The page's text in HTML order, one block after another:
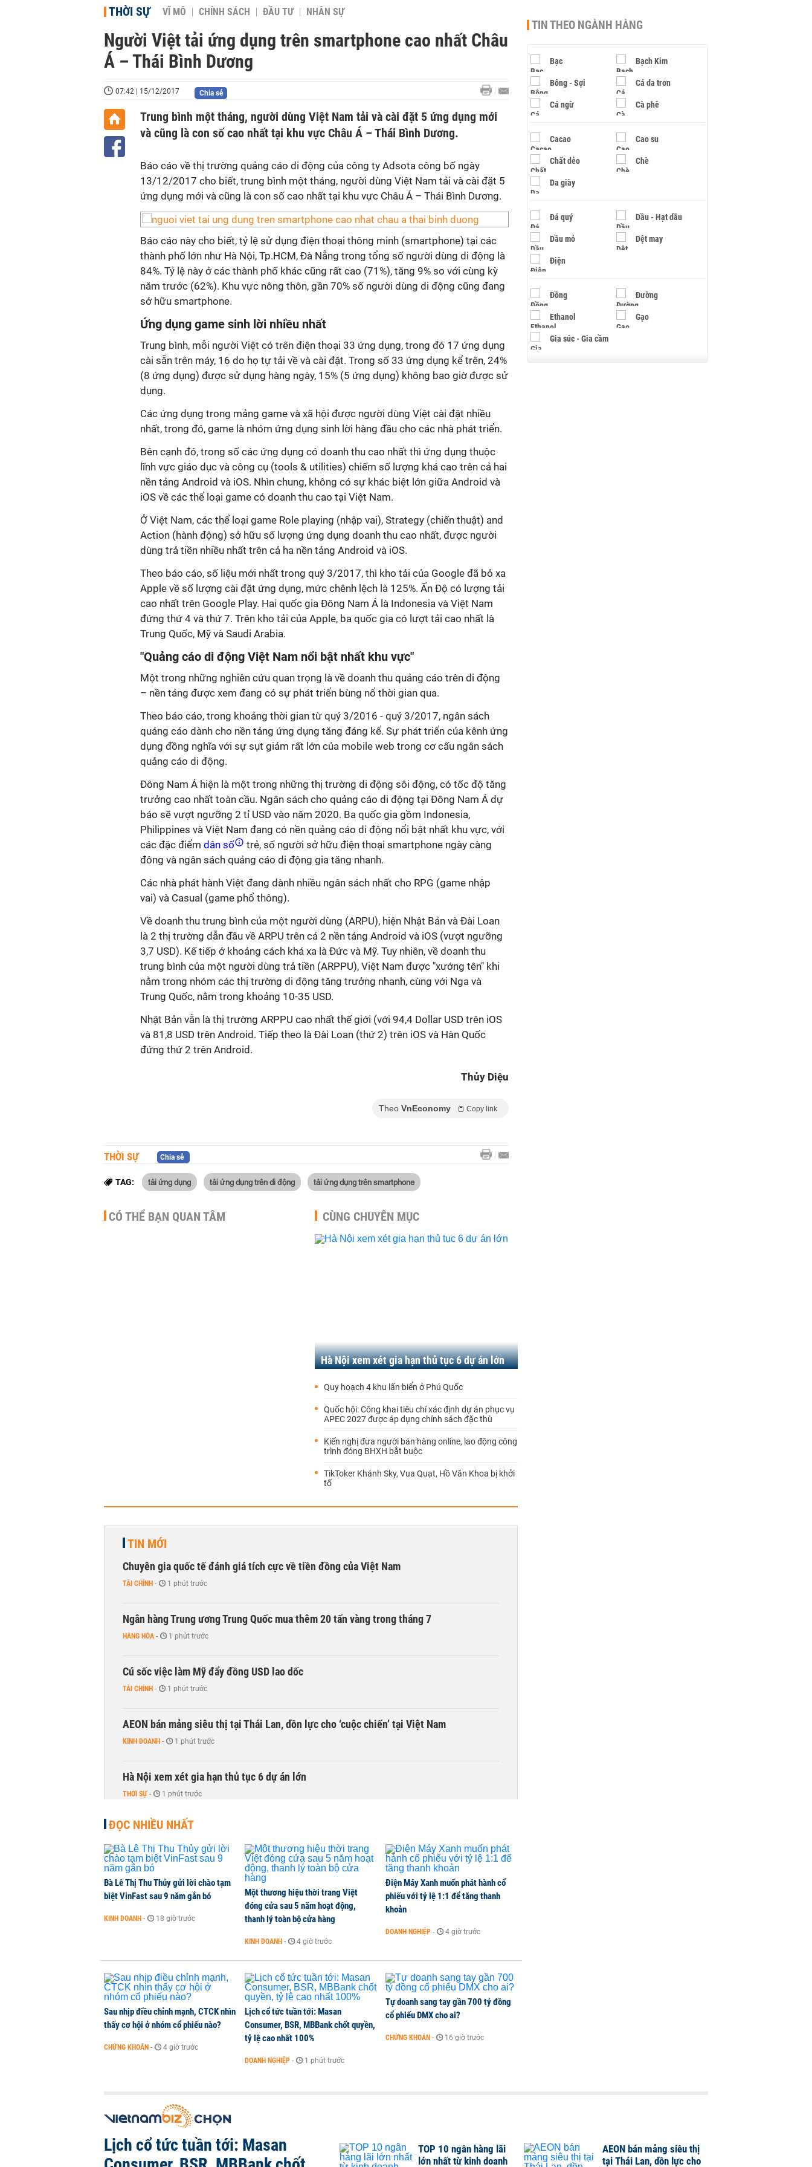
THỜI SỰ VĨ MÔ CHÍNH SÁCH ĐẦU TƯ NHÂN SỰ
Người Việt tải ứng dụng trên smartphone cao nhất Châu
Á – Thái Bình Dương
07:42 | 15/12/2017 Chia sẻ
Trung bình một tháng, người dùng Việt Nam tải và cài đặt 5 ứng dụng mới
và cũng là con số cao nhất tại khu vực Châu Á – Thái Bình Dương.
Báo cáo về thị trường quảng cáo di động của công ty Adsota công bố ngày
13/12/2017 cho biết, trung bình một tháng, người dùng Việt Nam tải và cài đặt 5
ứng dụng mới và cũng là con số cao nhất tại khu vực Châu Á – Thái Bình Dương.
Báo cáo này cho biết, tỷ lệ sử dụng điện thoại thông minh (smartphone) tại các
thành phố lớn như Hà Nội, Tp.HCM, Đà Nẵng trong tổng số người dùng di động là
84%. Tỷ lệ này ở các thành phố khác cũng rất cao (71%), tăng 9% so với cùng kỳ
năm trước (62%). Khu vực nông thôn, gần 70% số người dùng di động cũng đang
sở hữu smartphone.
Ứng dụng game sinh lời nhiều nhất
Trung bình, mỗi người Việt có trên điện thoại 33 ứng dụng, trong đó 17 ứng dụng
cài sẵn trên máy, 16 do họ tự tải về và cài đặt. Trong số 33 ứng dụng kể trên, 24%
(8 ứng dụng) được sử dụng hàng ngày, 15% (5 ứng dụng) không bao giờ được sử
dụng.
Các ứng dụng trong mảng game và xã hội được người dùng Việt cài đặt nhiều
nhất, trong đó, game là nhóm ứng dụng sinh lời hàng đầu cho các nhà phát triển.
Bên cạnh đó, trong số các ứng dụng có doanh thu cao nhất thì ứng dụng thuộc
lĩnh vực giáo dục và công cụ (tools & utilities) chiếm số lượng khá cao trên cả hai
nền tảng Android và iOS. Nhìn chung, không có sự khác biệt lớn giữa Android và
iOS về các thể loại game có doanh thu cao tại Việt Nam.
Ở Việt Nam, các thể loại game Role playing (nhập vai), Strategy (chiến thuật) and
Action (hành động) sở hữu số lượng ứng dụng doanh thu cao nhất, được người
dùng trả tiền nhiều nhất trên cả ha nền tảng Android và iOS.
Theo báo cáo, số liệu mới nhất trong quý 3/2017, thì kho tải của Google đã bỏ xa
Apple về số lượng cài đặt ứng dụng, mức chênh lệch là 125%. Ấn Độ có lượng tải
cao nhất trên Google Play. Hai quốc gia Đông Nam Á là Indonesia và Việt Nam
đứng thứ 4 và thứ 7. Trên kho tải của Apple, ba quốc gia có lượt tải cao nhất là
Trung Quốc, Mỹ và Saudi Arabia.
"Quảng cáo di động Việt Nam nổi bật nhất khu vực"
Một trong những nghiên cứu quan trọng là về doanh thu quảng cáo trên di động
– nền tảng được xem đang có sự phát triển bùng nổ thời gian qua.
Theo báo cáo, trong khoảng thời gian từ quý 3/2016 - quý 3/2017, ngân sách
quảng cáo dành cho nền tảng ứng dụng tăng đáng kể. Sự phát triển của kênh ứng
dụng đồng nghĩa với sự sụt giảm rất lớn của mobile web trong cơ cấu ngân sách
quảng cáo di động.
Đông Nam Á hiện là một trong những thị trường di động sôi động, có tốc độ tăng
trưởng cao nhất toàn cầu. Ngân sách cho quảng cáo di động tại Đông Nam Á dự
báo sẽ vượt ngưỡng 2 tỉ USD vào năm 2020. Ba quốc gia gồm Indonesia,
Philippines và Việt Nam đang có nền quảng cáo di động nổi bật nhất khu vực, với
các đặc điểm dân số
trẻ, số người sở hữu điện thoại smartphone ngày càng
đông và ngân sách quảng cáo di động gia tăng nhanh.
Các nhà phát hành Việt đang dành nhiều ngân sách nhất cho RPG (game nhập
vai) và Casual (game phổ thông).
Về doanh thu trung bình của một người dùng (ARPU), hiện Nhật Bản và Đài Loan
là 2 thị trường dẫn đầu về ARPU trên cả 2 nền tảng Android và iOS (vượt ngưỡng
3,7 USD). Kế tiếp ở khoảng cách khá xa là Đức và Mỹ. Tuy nhiên, về doanh thu
trung bình của một người dùng trả tiền (ARPPU), Việt Nam được "xướng tên" khi
nằm trong nhóm các thị trường di động tăng trưởng nhanh, cùng với Nga và
Trung Quốc, nằm trong khoảng 10-35 USD.
Nhật Bản vẫn là thị trường ARPPU cao nhất thế giới (với 94,4 Dollar USD trên iOS
và 81,8 USD trên Android. Tiếp theo là Đài Loan (thứ 2) trên iOS và Hàn Quốc
đứng thứ 2 trên Android.
Thủy Diệu
Theo VnEconomy Copy link
THỜI SỰ Chia sẻ
TAG: tải ứng dụng tải ứng dụng trên di động tải ứng dụng trên smartphone
CÓ THỂ BẠN QUAN TÂM CÙNG CHUYÊN MỤC
Hà Nội xem xét gia hạn thủ tục 6 dự án lớn
Quy hoạch 4 khu lấn biển ở Phú Quốc
Quốc hội: Công khai tiêu chí xác định dự án phục vụ
APEC 2027 được áp dụng chính sách đặc thù
Kiến nghị đưa người bán hàng online, lao động công
trình đóng BHXH bắt buộc
TikToker Khánh Sky, Vua Quạt, Hồ Văn Khoa bị khởi
tố
TIN MỚI
Chuyên gia quốc tế đánh giá tích cực về tiền đồng của Việt Nam
TÀI CHÍNH - 1 phút trước
Ngân hàng Trung ương Trung Quốc mua thêm 20 tấn vàng trong tháng 7
HÀNG HÓA - 1 phút trước
Cú sốc việc làm Mỹ đẩy đồng USD lao dốc
TÀI CHÍNH - 1 phút trước
AEON bán mảng siêu thị tại Thái Lan, dồn lực cho ‘cuộc chiến’ tại Việt Nam
KINH DOANH - 1 phút trước
Hà Nội xem xét gia hạn thủ tục 6 dự án lớn
THỜI SỰ - 1 phút trước
ĐỌC NHIỀU NHẤT
Bà Lê Thị Thu Thủy gửi lời chào tạm
biệt VinFast sau 9 năm gắn bó
KINH DOANH - 18 giờ trước
Một thương hiệu thời trang Việt
đóng cửa sau 5 năm hoạt động,
thanh lý toàn bộ cửa hàng
KINH DOANH - 4 giờ trước
Điện Máy Xanh muốn phát hành cổ
phiếu với tỷ lệ 1:1 để tăng thanh
khoản
DOANH NGHIỆP - 4 giờ trước
Sau nhịp điều chỉnh mạnh, CTCK nhìn
thấy cơ hội ở nhóm cổ phiếu nào?
CHỨNG KHOÁN - 4 giờ trước
Lịch cổ tức tuần tới: Masan
Consumer, BSR, MBBank chốt quyền,
tỷ lệ cao nhất 100%
DOANH NGHIỆP - 1 phút trước
Tự doanh sang tay gần 700 tỷ đồng
cổ phiếu DMX cho ai?
CHỨNG KHOÁN - 16 giờ trước
TIN THEO NGÀNH HÀNG
Bạc Bạch Kim
Bông - Sợi Cá da trơn
Cá ngừ Cà phê
Cacao Cao su
Chất dẻo Chè
Da giày
Đá quý Dầu - Hạt dầu
Dầu mỏ Dệt may
Điện
Đồng Đường
Ethanol Gạo
Gia súc - Gia cầm
Lịch cổ tức tuần tới: Masan
TOP 10 ngân hàng lãi
lớn nhất từ kinh doanh
AEON bán mảng siêu thị
tại Thái Lan, dồn lực cho